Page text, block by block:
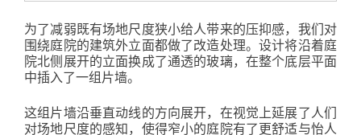
为了减弱既有场地尺度狭小给人带来的压抑感，我们对
围绕庭院的建筑外立面都做了改造处理。设计将沿着庭
院北侧展开的立面换成了通透的玻璃，在整个底层平面
中插入了一组片墙。
这组片墙沿垂直动线的方向展开，在视觉上延展了人们
对场地尺度的感知，使得窄小的庭院有了更舒适与怡人